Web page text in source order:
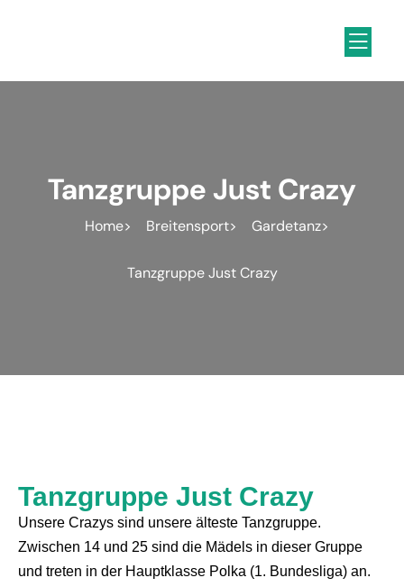
Tanzgruppe Just Crazy
Home Breitensport Gardetanz
Tanzgruppe Just Crazy
Tanzgruppe Just Crazy
Unsere Crazys sind unsere älteste Tanzgruppe.
Zwischen 14 und 25 sind die Mädels in dieser Gruppe
und treten in der Hauptklasse Polka (1. Bundesliga) an.